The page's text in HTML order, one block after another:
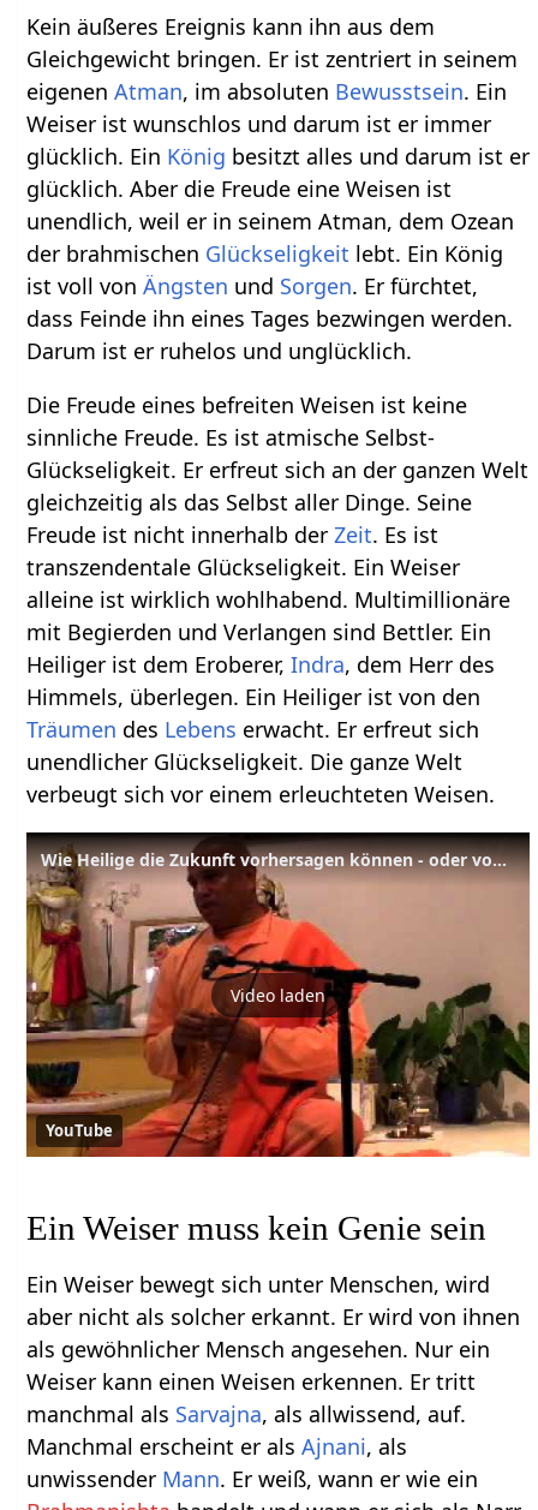
Kein äußeres Ereignis kann ihn aus dem
Gleichgewicht bringen. Er ist zentriert in seinem
eigenenAtman, im absoluten Bewusstsein. Ein
Weiser ist wunschlos und darum ist er immer
glücklich. Ein König besitzt alles und darum ist er
glücklich. Aber die Freude eine Weisen ist
unendlich, weil er in seinem Atman, dem Ozean
der brahmischen Glückseligkeit lebt. Ein König
ist voll vonÄngsten und Sorgen. Er fürchtet,
dass Feinde ihn eines Tages bezwingen werden.
Darum ist er ruhelos und unglücklich.
Die Freude eines befreiten Weisen ist keine
sinnliche Freude. Es ist atmische Selbst-
Glückseligkeit. Er erfreut sich an der ganzen Welt
gleichzeitig als das Selbst aller Dinge. Seine
Freude ist nicht innerhalb derZeit. Es ist
transzendentale Glückseligkeit. Ein Weiser
alleine ist wirklich wohlhabend. Multimillionäre
mit Begierden und Verlangen sind Bettler. Ein
Heiliger ist dem Eroberer,Indra, dem Herr des
Himmels, überlegen. Ein Heiliger ist von den
Träumen des Lebens erwacht. Er erfreut sich
unendlicher Glückseligkeit. Die ganze Welt
verbeugt sich vor einem erleuchteten Weisen.
Wie Heilige die Zukunft vorhersagen können - oder vom Umgang mit dem Geist
Video laden
YouTube
Ein Weiser muss kein Genie sein
Ein Weiser bewegt sich unter Menschen, wird
aber nicht als solcher erkannt. Er wird von ihnen
als gewöhnlicher Mensch angesehen. Nur ein
Weiser kann einen Weisen erkennen. Er tritt
manchmal als Sarvajna, als allwissend, auf.
Manchmal erscheint er alsAjnani, als
unwissender Mann. Er weiß, wann er wie ein